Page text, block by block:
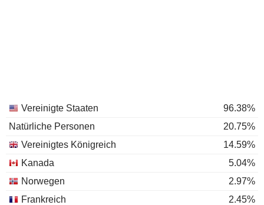
Vereinigte Staaten
96.38%
Natürliche Personen
20.75%
Vereinigtes Königreich
14.59%
Kanada
5.04%
Norwegen
2.97%
Frankreich
2.45%